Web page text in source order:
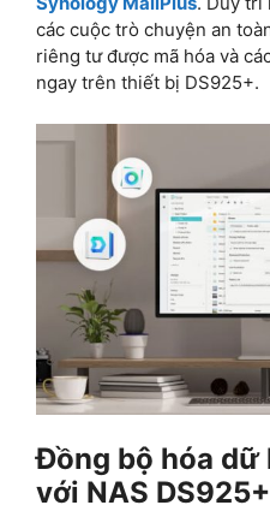
các cuộc trò chuyện an
riêng tư được mã hóa và
ngay trên thiết bị DS925+.
Đồng bộ hóa dữ
với NAS DS925+